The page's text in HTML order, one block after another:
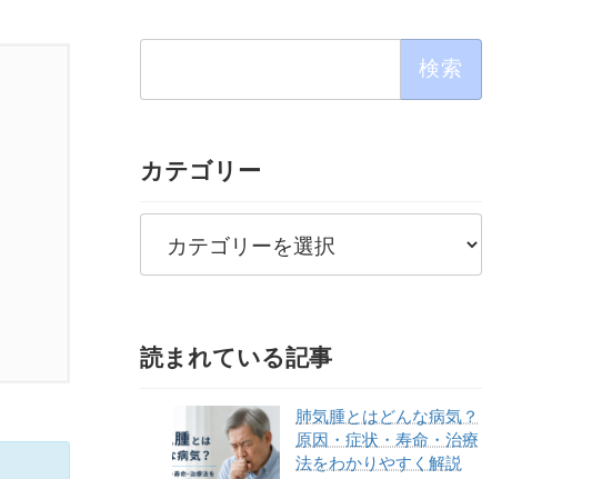
カテゴリー
カ
ゴ
読まれている記事
肺気腫とはどんな病気？
原因・症状・寿命・治療
法をわかりやすく解説